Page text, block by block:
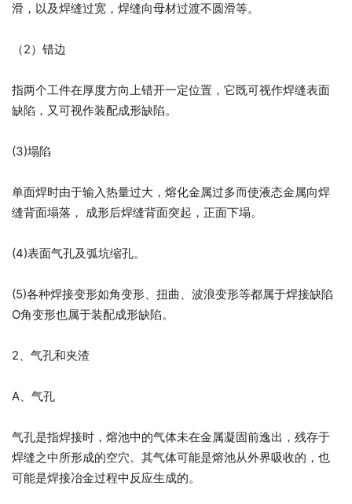
滑，以及焊缝过宽，焊缝向母材过渡不圆滑等。
（2）错边
指两个工件在厚度方向上错开一定位置，它既可视作焊缝表面
缺陷，又可视作装配成形缺陷。
(3)塌陷
单面焊时由于输入热量过大，熔化金属过多而使液态金属向焊
缝背面塌落， 成形后焊缝背面突起，正面下塌。
(4)表面气孔及弧坑缩孔。
(5)各种焊接变形如角变形、扭曲、波浪变形等都属于焊接缺陷
O角变形也属于装配成形缺陷。
2、气孔和夹渣
A、气孔
气孔是指焊接时，熔池中的气体未在金属凝固前逸出，残存于
焊缝之中所形成的空穴。其气体可能是熔池从外界吸收的，也
可能是焊接冶金过程中反应生成的。